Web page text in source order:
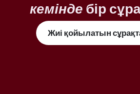
кемінде бір
Жиі қойылатын